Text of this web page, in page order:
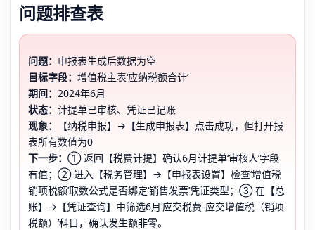
问题排查表
问题： 申报表生成后数据为空
目标字段： 增值税主表‘应纳税额合计’
期间： 2024年6月
状态： 计提单已审核、凭证已记账
现象：
【纳税申报】→【生成申报表】点击成功，但打开报
表所有数值为0
下一步： ① 返回【税费计提】确认6月计提单‘审核人’字段
有值；② 进入【税务管理】→【申报表设置】检查‘增值税
销项税额’取数公式是否绑定‘销售发票’凭证类型；③ 在【总
账】→【凭证查询】中筛选6月‘应交税费-应交增值税（销项
税额）’科目，确认发生额非零。